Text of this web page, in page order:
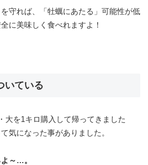
守れば、「牡蠣にあたる」可能性が低
に美味しく食べれますよ！
いている
大を1キロ購入して帰ってきました
気になった事がありました。
～…。